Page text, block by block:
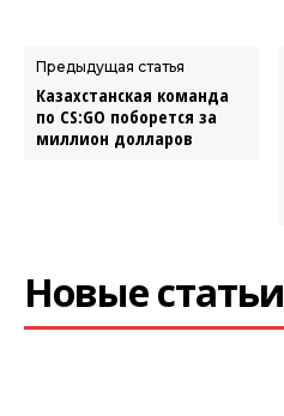
Предыдущая статья
Казахстанская команда
по CS:GO поборется за
миллион долларов
Новые статьи